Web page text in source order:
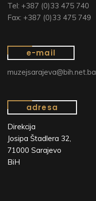
Tel: +387 (0)33 475 740
Fax: +387 (0)33 475 749
e-mail
muzejsarajeva@bih.net.ba
adresa
Direkcija
Josipa Štadlera 32,
71000 Sarajevo
BiH